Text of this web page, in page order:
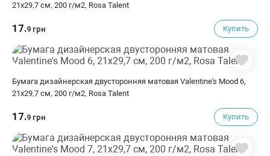
21х29,7 см, 200 г/м2, Rosa Talent
17.9 грн Купить
Бумага дизайнерская двусторонняя матовая Valentine's Mood 6,
21х29,7 см, 200 г/м2, Rosa Talent
17.9 грн Купить